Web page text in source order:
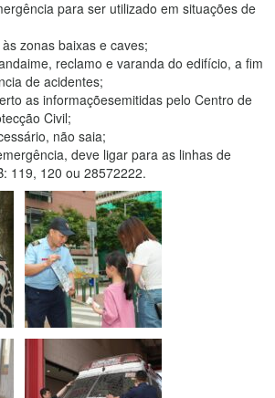
para ser utilizado em situações de
zonas baixas e caves;
reclamo e varanda do edifício, a fim
de acidentes;
as informaçõesemitidas pelo Centro de
Civil;
não saia;
deve ligar para as linhas de
119, 120 ou 28572222.